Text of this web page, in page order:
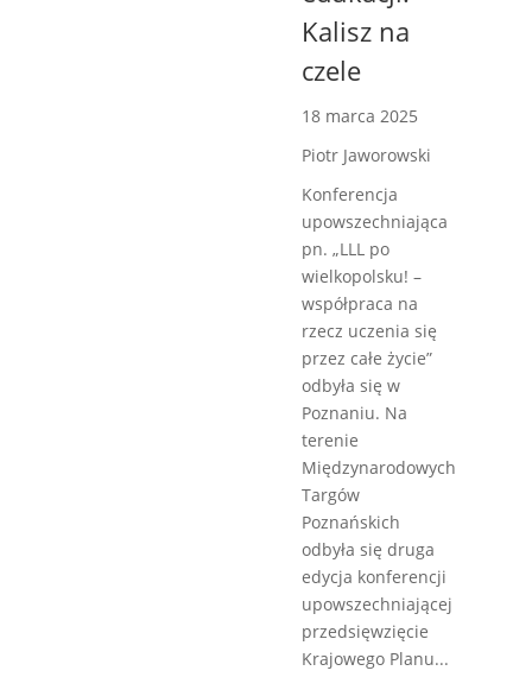
Kalisz na
czele
18 marca 2025
Piotr Jaworowski
Konferencja
upowszechniająca
pn. „LLL po
wielkopolsku! –
współpraca na
rzecz uczenia się
przez całe życie”
odbyła się w
Poznaniu. Na
terenie
Międzynarodowych
Targów
Poznańskich
odbyła się druga
edycja konferencji
upowszechniającej
przedsięwzięcie
Krajowego Planu...